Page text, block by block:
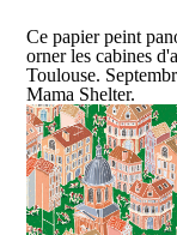
Ce papier peint
orner les cabines
Toulouse.
Mama Shelter.